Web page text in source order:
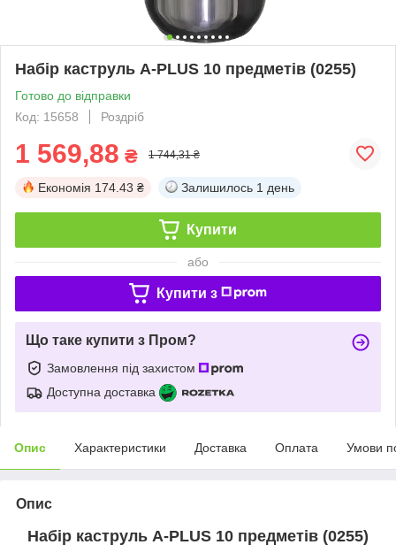
Набір каструль A-PLUS 10 предметів (0255)
Готово до відправки
Код: 15658
Роздріб
1 569,88 ₴ 1 744,31 ₴
Економія 174.43 ₴ Залишилось 1 день
Купити
або
Купити з
Що таке купити з Пром?
Замовлення під захистом
Доступна доставка
Опис Характеристики Доставка Оплата Умови
Опис
Набір каструль A-PLUS 10 предметів (0255)